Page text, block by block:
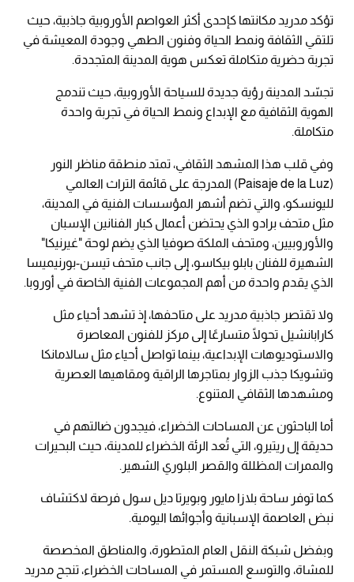
تؤكد مدريد مكانتها كإحدى أكثر العواصم الأوروبية جاذبية، حيث
تلتقي الثقافة ونمط الحياة وفنون الطهي وجودة المعيشة في
تجربة حضرية متكاملة تعكس هوية المدينة المتجددة.
تجسّد المدينة رؤية جديدة للسياحة الأوروبية، حيث تندمج
الهوية الثقافية مع الإبداع ونمط الحياة في تجربة واحدة
متكاملة.
وفي قلب هذا المشهد الثقافي، تمتد منطقة مناظر النور
(Paisaje de la Luz) المدرجة على قائمة التراث العالمي
لليونسكو، والتي تضم أشهر المؤسسات الفنية في المدينة،
مثل متحف برادو الذي يحتضن أعمال كبار الفنانين الإسبان
والأوروبيين، ومتحف الملكة صوفيا الذي يضم لوحة "غيرنيكا"
الشهيرة للفنان بابلو بيكاسو، إلى جانب متحف تيسن-بورنيميسا
الذي يقدم واحدة من أهم المجموعات الفنية الخاصة في أوروبا.
ولا تقتصر جاذبية مدريد على متاحفها، إذ تشهد أحياء مثل
كارابانشيل تحولًا متسارعًا إلى مركز للفنون المعاصرة
والاستوديوهات الإبداعية، بينما تواصل أحياء مثل سالامانكا
وتشويكا جذب الزوار بمتاجرها الراقية ومقاهيها العصرية
ومشهدها الثقافي المتنوع.
أما الباحثون عن المساحات الخضراء، فيجدون ضالتهم في
حديقة إل ريتيرو، التي تُعد الرئة الخضراء للمدينة، حيث البحيرات
والممرات المظللة والقصر البلوري الشهير.
كما توفر ساحة بلازا مايور وبويرتا ديل سول فرصة لاكتشاف
نبض العاصمة الإسبانية وأجوائها اليومية.
وبفضل شبكة النقل العام المتطورة، والمناطق المخصصة
للمشاة، والتوسع المستمر في المساحات الخضراء، تنجح مدريد